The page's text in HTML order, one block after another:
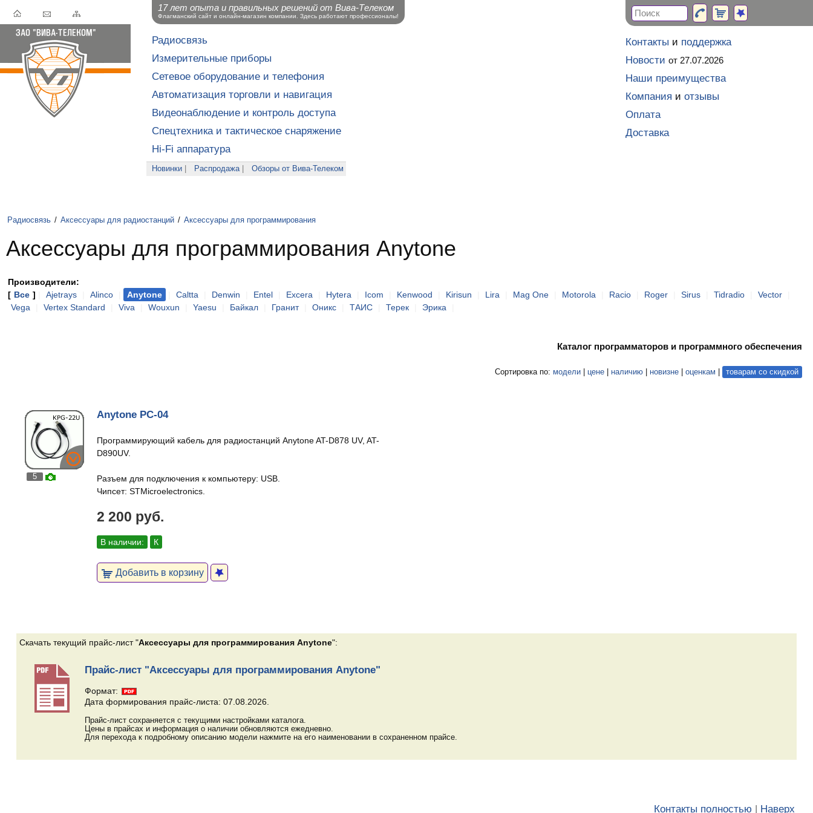
Радиосвязь
Измерительные приборы
Сетевое оборудование и телефония
Автоматизация торговли и навигация
Видеонаблюдение и контроль доступа
Спецтехника и тактическое снаряжение
Hi-Fi аппаратура
Новинки Распродажа| Обзоры от Вива-Телеком
Радиосвязь / Аксессуары для радиостанций / Аксессуары для программирования
Аксессуары для программирования Anytone
Производители:
[ Все ] Ajetrays Alinco Anytone Caltta Denwin Entel Excera Hytera Icom Kenwood Kirisun Lira Mag One Motorola Racio Roger Sirus Tidradio Vector
Vega
Vertex Standard Viva Wouxun Yaesu Байкал Гранит Оникс ТАИС Терек Эрика
Каталог программаторов и программного обеспечения
Сортировка по: модели цене наличию новизне оценкам товарам со скидкой
5
Anytone PC-04
Программирующий кабель для радиостанций Anytone AT-D878 UV, AT-
D890UV.
Разъем для подключения к компьютеру: USB.
Чипсет: STMicroelectronics.
2 200 руб.
В наличии: К
Добавить в корзину
Скачать текущий прайс-лист "Аксессуары для программирования Anytone":
Прайс-лист "Аксессуары для программирования Anytone"
Формат:
Дата формирования прайс-листа: 07.08.2026.
Прайс-лист сохраняется с текущими настройками каталога.
Цены в прайсах и информация о наличии обновляются ежедневно.
Для перехода к подробному описанию модели нажмите на его наименовании в сохраненном прайсе.
Контакты полностью Наверх
Контакты и поддержка
Новости от 27.07.2026
Наши преимущества
Компания и отзывы
Оплата
Доставка
17 лет опыта и правильных решений от Вива-Телеком
Флагманский сайт и онлайн-магазин компании. Здесь работают профессионалы!